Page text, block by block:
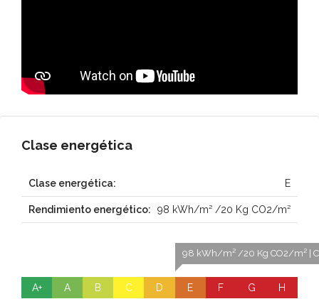
Clase energética
Clase energética: E
Rendimiento energético: 98 kWh/m² /20 Kg CO2/m²
A+ A B C D
98 kWh/m² /20 Kg CO2/m² |
E F G H